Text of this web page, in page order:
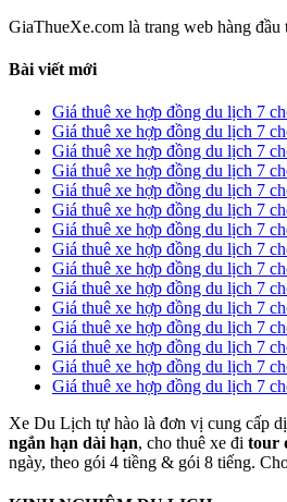
GiaThueXe.com là trang web hàng
Bài viết mới
Giá thuê xe hợp đồng du lịch 7
Giá thuê xe hợp đồng du lịch 7
Giá thuê xe hợp đồng du lịch 7
Giá thuê xe hợp đồng du lịch 7
Giá thuê xe hợp đồng du lịch 7
Giá thuê xe hợp đồng du lịch 7
Giá thuê xe hợp đồng du lịch 7
Giá thuê xe hợp đồng du lịch 7
Giá thuê xe hợp đồng du lịch 7
Giá thuê xe hợp đồng du lịch 7
Giá thuê xe hợp đồng du lịch 7
Giá thuê xe hợp đồng du lịch 7
Giá thuê xe hợp đồng du lịch 7
Giá thuê xe hợp đồng du lịch 7
Giá thuê xe hợp đồng du lịch 7
Xe Du Lịch tự hào là đơn vị cung cấp
ngắn hạn dài hạn, cho thuê xe đi tour
ngày, theo gói 4 tiềng & gói 8 tiếng.